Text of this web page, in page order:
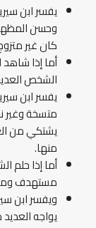
يفسر ابن
وحسن
كان غير
أما إذا
الشخص
يفسر ابن
متسخة وغير
يشتكي من
منها.
أما إذا
مستهدف
ويفسر ابن
يواجه